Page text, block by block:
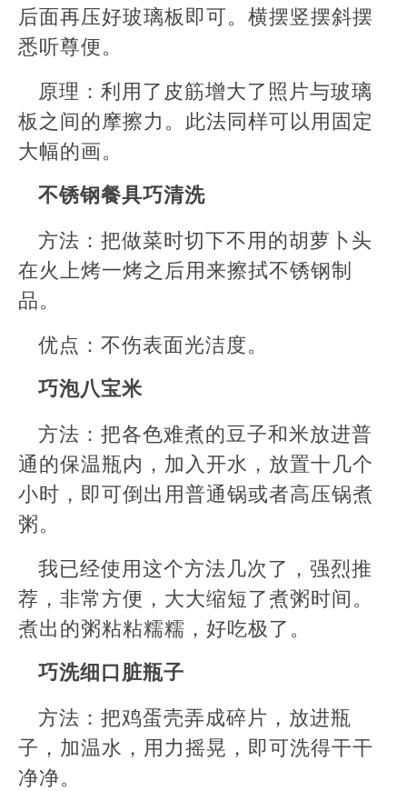
后面再压好玻璃板即可。横摆竖摆斜摆
悉听尊便。
原理：利用了皮筋增大了照片与玻璃
板之间的摩擦力。此法同样可以用固定
大幅的画。
不锈钢餐具巧清洗
方法：把做菜时切下不用的胡萝卜头
在火上烤一烤之后用来擦拭不锈钢制
品。
优点：不伤表面光洁度。
巧泡八宝米
方法：把各色难煮的豆子和米放进普
通的保温瓶内，加入开水，放置十几个
小时，即可倒出用普通锅或者高压锅煮
粥。
我已经使用这个方法几次了，强烈推
荐，非常方便，大大缩短了煮粥时间。
煮出的粥粘粘糯糯，好吃极了。
巧洗细口脏瓶子
方法：把鸡蛋壳弄成碎片，放进瓶
子，加温水，用力摇晃，即可洗得干干
净净。